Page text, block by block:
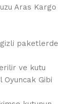
Aras Kargo
paketlerde
ve kutu
Oyuncak Gibi